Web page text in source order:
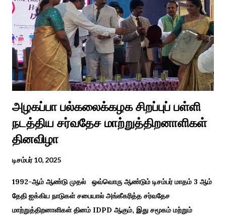
திருமணம் ஒன்றில் கொழுந்தியாள்கள் மூன்று பேர் இணைந்து
மாப்பிள்ளைக்கு ஆராத்தி எடுத்துள்ளனர். அப்போது மாப்பிள்ளையைக்
கேலியாக நகைச்சுவை உணர்வு பொங்க பாடிய வரிகளை வைத்து
அவர்கள் பாடிய பாடல் இணையதளத்தில் வைரலாகிறது.“மாடு மேய்த்த
மச்சான்” என...
அழகப்பா பல்கலைக்கழக சிறப்புப் பள்ளி
நடத்திய சர்வதேச மாற்றுத்திறனாளிகள்
தினவிழா
டிசம்பர் 10, 2025
1992-ஆம் ஆண்டு முதல் ஒவ்வொரு ஆண்டும் டிசம்பர் மாதம் 3 ஆம்
தேதி ஐக்கிய நாடுகள் சபையால் அங்கீகரித்த சர்வதேச
மாற்றுத்திறனாளிகள் தினம் IDPD ஆகும், இது சமூகம் மற்றும்